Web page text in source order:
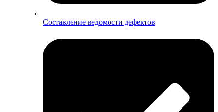
Составление ведомости дефектов